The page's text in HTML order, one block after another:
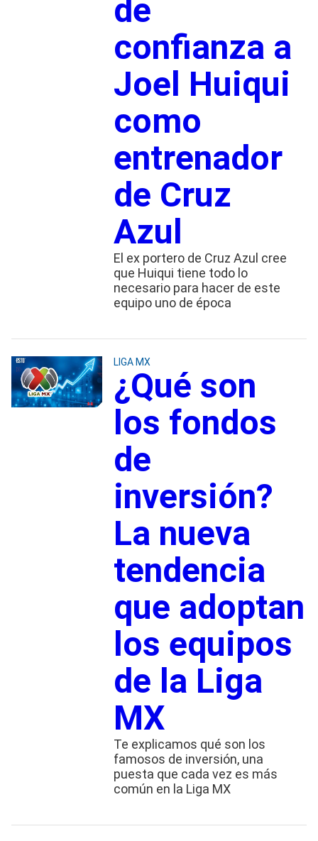
de
confianza a
Joel Huiqui
como
entrenador
de Cruz
Azul
El ex portero de Cruz Azul cree
que Huiqui tiene todo lo
necesario para hacer de este
equipo uno de época
LIGA MX
¿Qué son
los fondos
de
inversión?
La nueva
tendencia
que adoptan
los equipos
de la Liga
MX
Te explicamos qué son los
famosos de inversión, una
puesta que cada vez es más
común en la Liga MX